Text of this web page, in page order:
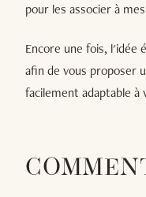
pour les associer à
Encore une fois, l'idée
afin de vous proposer
facilement adaptable à